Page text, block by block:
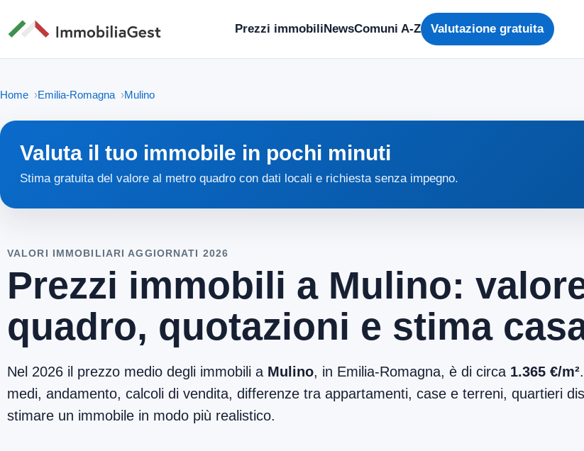
Prezzi immobiliNewsComuni A-Z Valutazione gratuita
Home Emilia-Romagna Mulino
Valuta il tuo immobile in pochi minuti
Stima gratuita del valore al metro quadro con dati locali e richiesta senza impegno.
VALORI IMMOBILIARI AGGIORNATI 2026
Prezzi immobili a Mulino:
quadro, quotazioni e stima
Nel 2026 il prezzo medio degli immobili a Mulino, in Emilia-Romagna, è di circa 1.365 €/m²
medi, andamento, calcoli di vendita, differenze tra appartamenti, case e terreni, quartieri
stimare un immobile in modo più realistico.